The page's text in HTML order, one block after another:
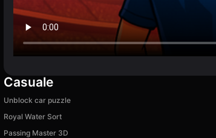
Casuale
Unblock car puzzle
Royal Water Sort
Passing Master 3D